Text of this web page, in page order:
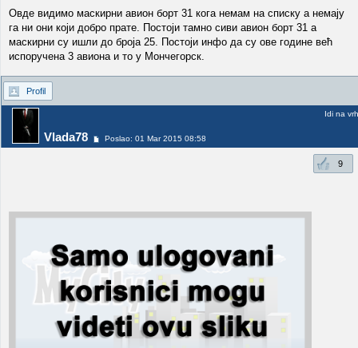
Овде видимо маскирни авион борт 31 кога немам на списку а немају
га ни они који добро прате. Постоји тамно сиви авион борт 31 а
маскирни су ишли до броја 25. Постоји инфо да су ове године већ
испоручена 3 авиона и то у Мончегорск.
Profil
Vlada78 Poslao: 01 Mar 2015 08:58
Idi na vrh
9